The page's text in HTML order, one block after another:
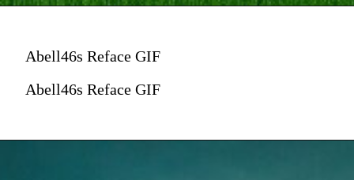
Abell46s Reface GIF
Abell46s Reface GIF